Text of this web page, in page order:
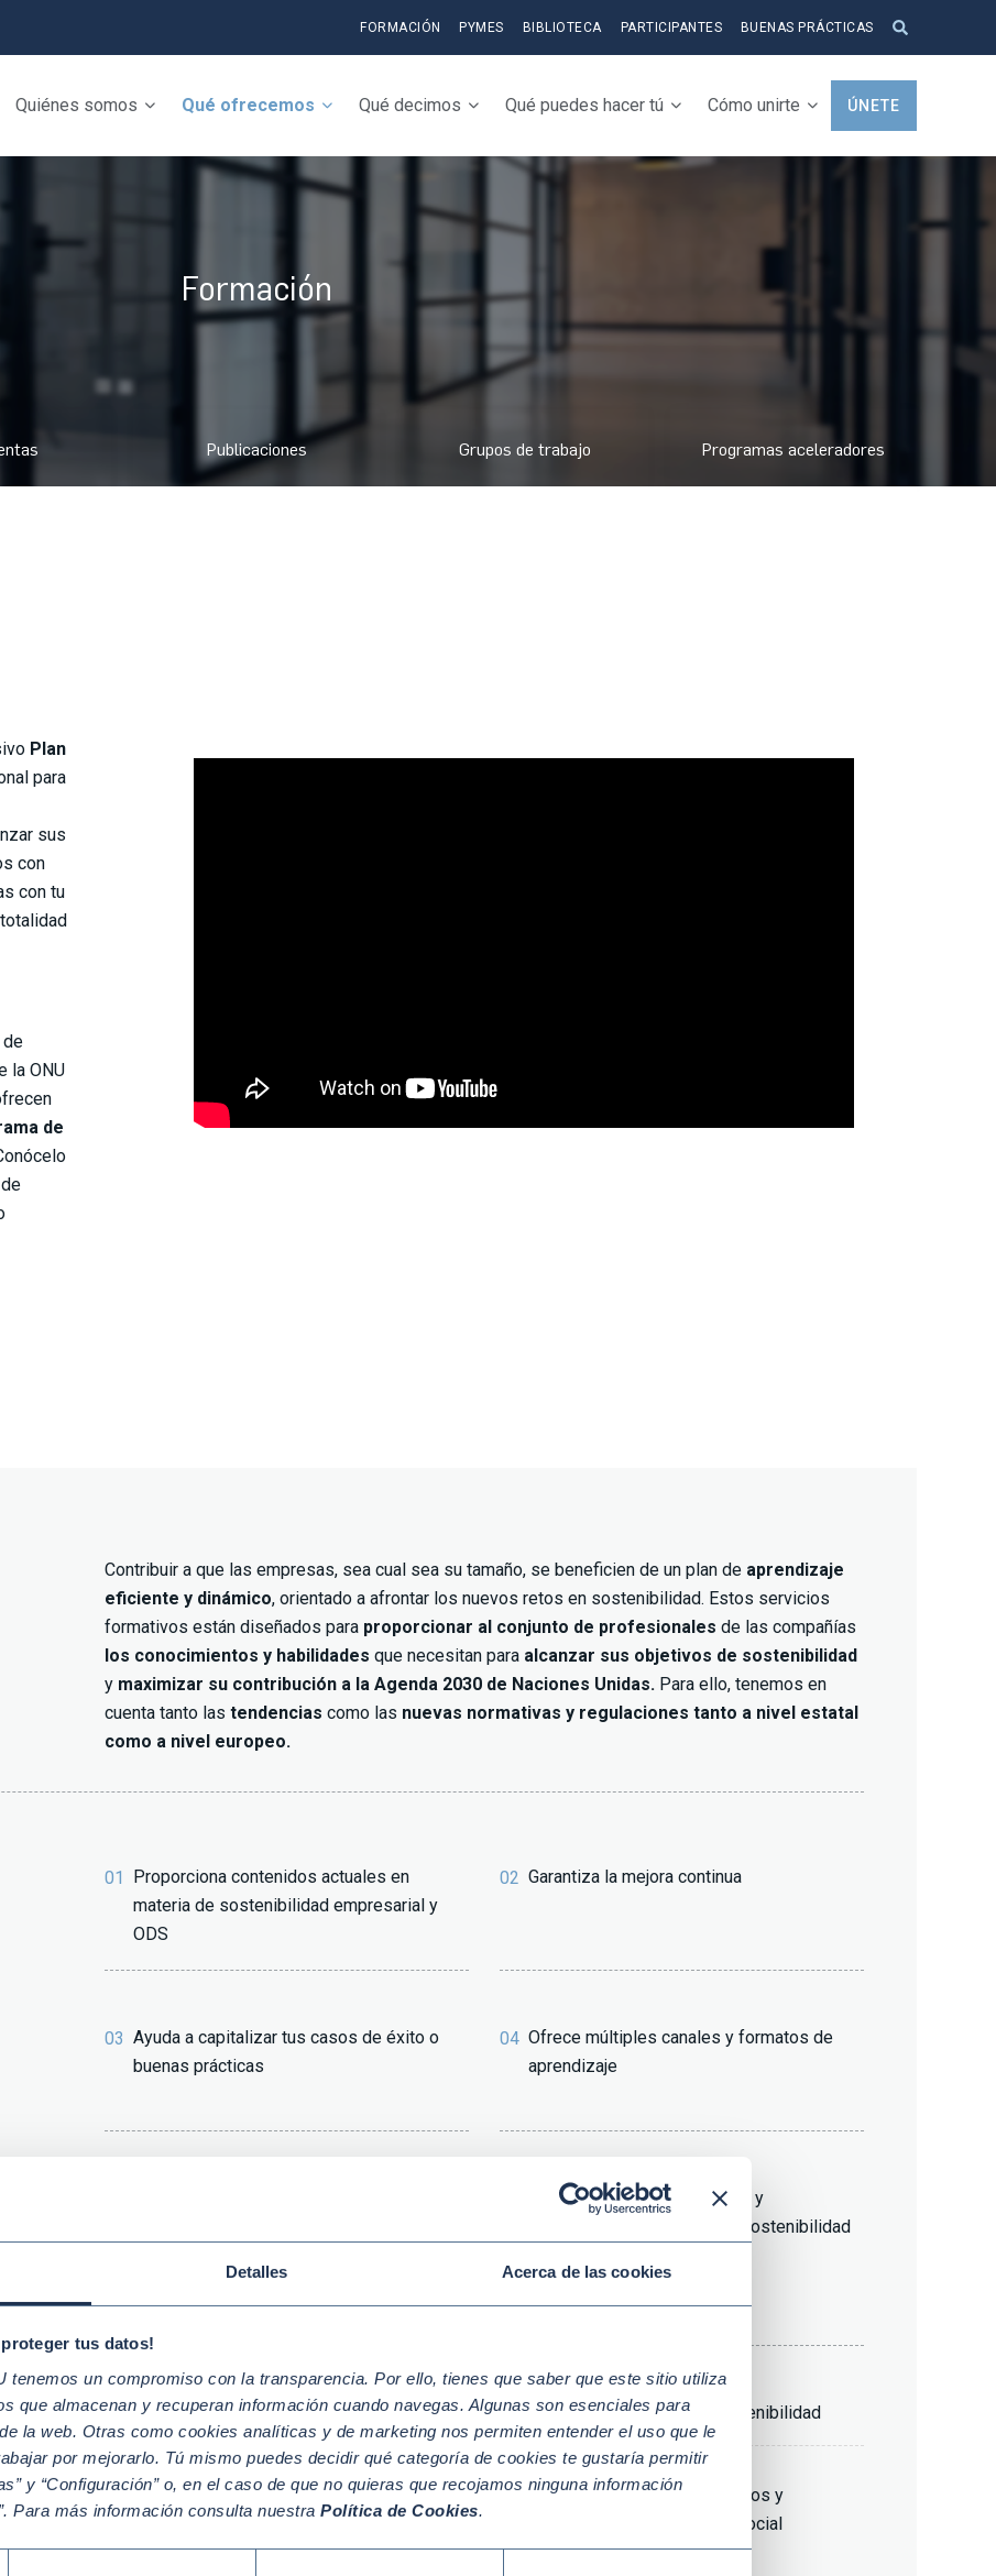
Detalles Acerca de las cookies
tus datos!
tenemos un compromiso con la transparencia. Por ello, tienes que saber que este sitio utiliza
que almacenan y recuperan información cuando navegas. Algunas son esenciales para
la web. Otras como cookies analíticas y de marketing nos permiten entender el uso que le
por mejorarlo. Tú mismo puedes decidir qué categoría de cookies te gustaría permitir
y “Configuración” o, en el caso de que no quieras que recojamos ninguna información
Para más información consulta nuestra Política de Cookies.
FORMACIÓN PYMES BIBLIOTECA PARTICIPANTES BUENAS PRÁCTICAS
Quiénes somos Qué ofrecemos Qué decimos Qué puedes hacer tú Cómo unirte ÚNETE
Formación
Plan
para
sus
con
con tu
la ONU
de
Contribuir a que las empresas, sea cual sea su tamaño, se beneficien de un plan de aprendizaje
eficiente y dinámico, orientado a afrontar los nuevos retos en sostenibilidad. Estos servicios
formativos están diseñados para proporcionar al conjunto de profesionales de las compañías
los conocimientos y habilidades que necesitan para alcanzar sus objetivos de sostenibilidad
y maximizar su contribución a la Agenda 2030 de Naciones Unidas. Para ello, tenemos en
cuenta tanto las tendencias como las nuevas normativas y regulaciones tanto a nivel estatal
como a nivel europeo.
01
Proporciona contenidos actuales en
materia de sostenibilidad empresarial y
ODS
02 Garantiza la mejora continua
03 Ayuda a capitalizar tus casos de éxito o
buenas prácticas
04 Ofrece múltiples canales y formatos de
aprendizaje
Adelantarse a las normativas y
regulaciones en materia de sostenibilidad
Finanzas sostenibles Medioambiente y clima Reporte en sostenibilidad
Gobernanza y cadena de
suministro
Diez Principios y Agenda 2030
Derechos humanos y
sostenibilidad social
Publicaciones Grupos de trabajo Programas aceleradores